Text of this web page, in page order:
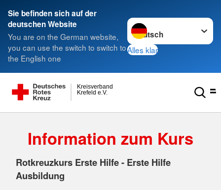
Sie befinden sich auf der
deutschen Website
You are on the German website,
you can use the switch to switch to
the English one
Sprache wechseln zu
Alles klar
Krefeld e.V.
Kreisverband
Information zum Kurs
Rotkreuzkurs Erste Hilfe - Erste Hilfe
Ausbildung